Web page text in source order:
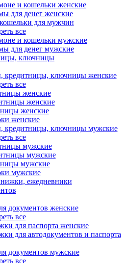
и кошельки женские
для денег женские
для мужчин
все
и кошельки мужские
для денег мужские
ключницы
кредитницы, ключницы женские
все
женские
женские
женские
женские
кредитницы, ключницы мужские
все
мужские
мужские
мужские
мужские
ежедневники
документов женские
все
для паспорта женские
для автодокументов и паспорта
документов мужские
все